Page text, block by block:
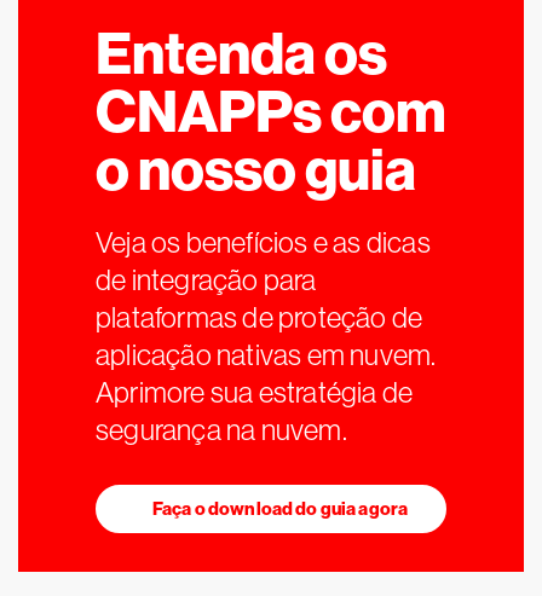
Entenda os
CNAPPs com
o nosso guia
Veja os benefícios e as dicas
de integração para
plataformas de proteção de
aplicação nativas em nuvem.
Aprimore sua estratégia de
segurança na nuvem.
Faça o download do guia agora